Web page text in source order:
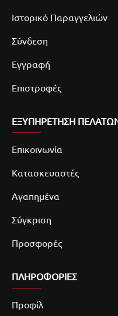
Ιστορικό Παραγγελιών
Σύνδεση
Εγγραφή
Επιστροφές
ΕΞΥΠΗΡΕΤΗΣΗ
Επικοινωνία
Κατασκευαστές
Αγαπημένα
Σύγκριση
Προσφορές
ΠΛΗΡΟΦΟΡΙΕΣ
Προφίλ